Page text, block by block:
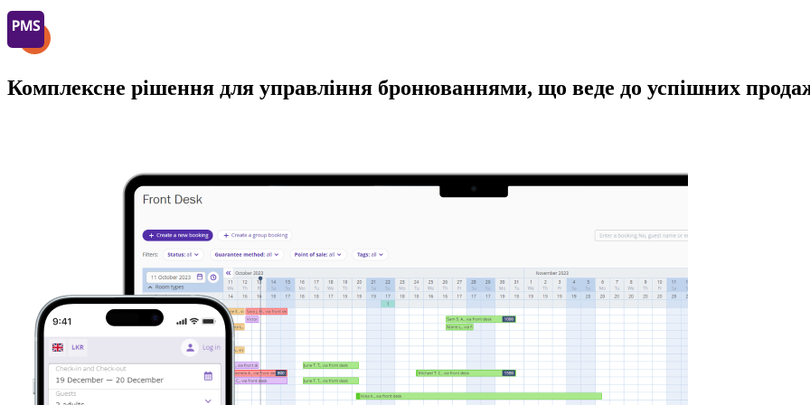
Комплексне рішення для управління бронюваннями, що веде до успішних